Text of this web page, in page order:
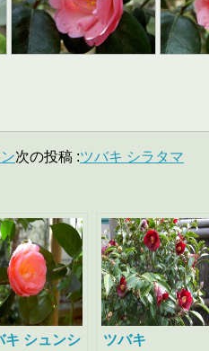
次の投稿 :ツバキ シラタマ
キ シュンシ
ツバキ